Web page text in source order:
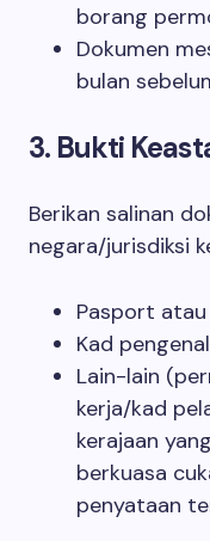
borang
Dokumen
bulan
3. Bukti
Berikan salinan
negara/jurisdiksi
Pasport atau
Kad
Lain-lain
kerja/kad
kerajaan
berkuasa
penyataan